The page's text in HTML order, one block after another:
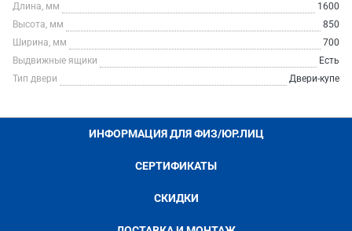
Длина, мм
1600
Высота, мм
850
Ширина, мм
700
Выдвижные ящики
Есть
Тип двери
Двери-купе
ИНФОРМАЦИЯ ДЛЯ ФИЗ/ЮР.ЛИЦ
СЕРТИФИКАТЫ
СКИДКИ